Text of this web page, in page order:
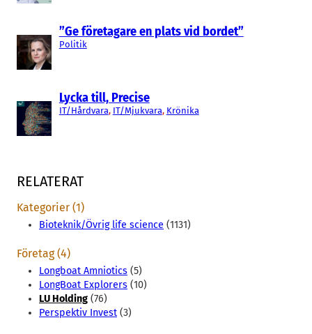
”Ge företagare en plats vid bordet”
Politik
Lycka till, Precise
IT/Hårdvara, IT/Mjukvara, Krönika
RELATERAT
Kategorier (1)
Bioteknik/Övrig life science (1131)
Företag (4)
Longboat Amniotics (5)
LongBoat Explorers (10)
LU Holding (76)
Perspektiv Invest (3)